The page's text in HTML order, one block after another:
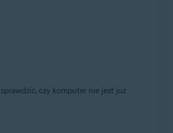
czy komputer nie jest już